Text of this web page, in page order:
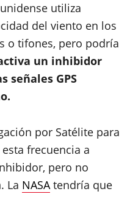
utiliza
del viento en los
o tifones, pero podría
un inhibidor
señales GPS
por Satélite para
frecuencia a
pero no
La NASAtendría que